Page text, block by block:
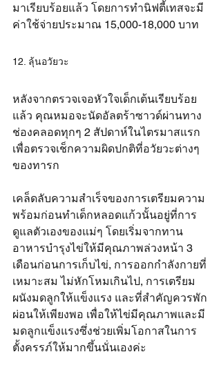
มาเรียบร้อยแล้ว โดยการทำนิฟตี้เทสจะมี
ค่าใช้จ่ายประมาณ 15,000-18,000 บาท
12. ลุ้นอวัยวะ
หลังจากตรวจเจอหัวใจเด็กเต้นเรียบร้อย
แล้ว คุณหมอจะนัดอัลตร้าซาวด์ผ่านทาง
ช่องคลอดทุกๆ 2 สัปดาห์ในไตรมาสแรก
เพื่อตรวจเช็กความผิดปกติที่อวัยวะต่างๆ
ของทารก
เคล็ดลับความสำเร็จของการเตรียมความ
พร้อมก่อนทำเด็กหลอดแก้วนั้นอยู่ที่การ
ดูแลตัวเองของแม่ๆ โดยเริ่มจากทาน
อาหารบำรุงไข่ให้มีคุณภาพล่วงหน้า 3
เดือนก่อนการเก็บไข่, การออกกำลังกายที่
เหมาะสม ไม่หักโหมเกินไป, การเตรียม
ผนังมดลูกให้แข็งแรง และที่สำคัญควรพัก
ผ่อนให้เพียงพอ เพื่อให้ไข่มีคุณภาพและมี
มดลูกแข็งแรงซึ่งช่วยเพิ่มโอกาสในการ
ตั้งครรภ์ให้มากขึ้นนั่นเองค่ะ